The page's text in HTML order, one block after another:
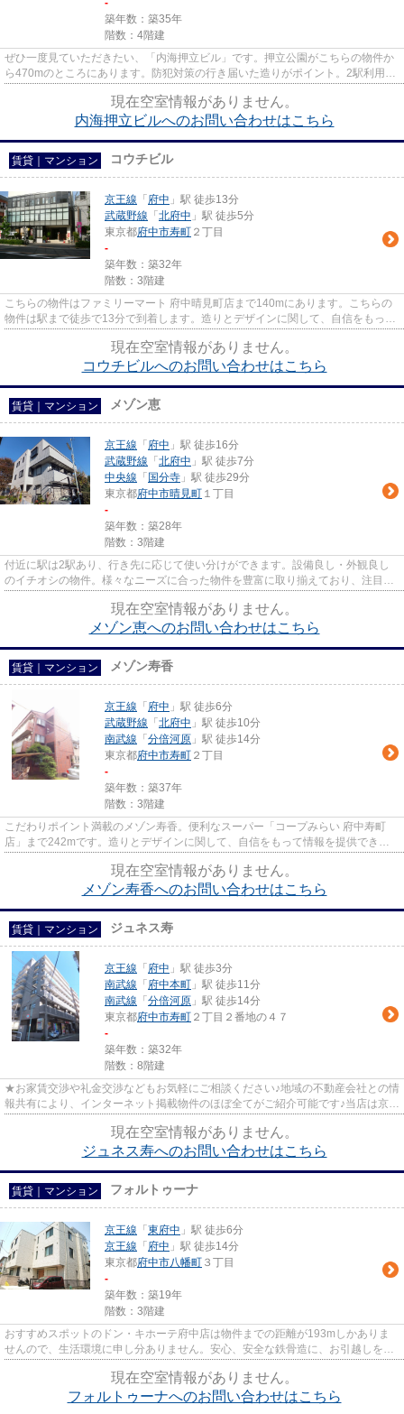
-
築年数：築35年
階数：4階建
ぜひ一度見ていただきたい、「内海押立ビル」です。押立公園がこちらの物件か
ら470mのところにあります。防犯対策の行き届いた造りがポイント。2駅利用で
現在空室情報がありません。
内海押立ビルへのお問い合わせはこちら
賃貸｜マンション コウチビル
京王線 「 府中 」駅 徒歩13分
武蔵野線 「 北府中 」駅 徒歩5分
東京都府中市寿町 ２丁目
-
築年数：築32年
階数：3階建
こちらの物件はファミリーマート 府中晴見町店まで140mにあります。こちらの
物件は駅まで徒歩で13分で到着します。造りとデザインに関して、自信をもって
現在空室情報がありません。
コウチビルへのお問い合わせはこちら
賃貸｜マンション メゾン恵
京王線 「 府中 」駅 徒歩16分
武蔵野線 「 北府中 」駅 徒歩7分
中央線 「 国分寺 」駅 徒歩29分
東京都府中市晴見町 １丁目
-
築年数：築28年
階数：3階建
付近に駅は2駅あり、行き先に応じて使い分けができます。設備良し・外観良し
のイチオシの物件。様々なニーズに合った物件を豊富に取り揃えており、注目の
現在空室情報がありません。
メゾン恵へのお問い合わせはこちら
賃貸｜マンション メゾン寿香
京王線 「 府中 」駅 徒歩6分
武蔵野線 「 北府中 」駅 徒歩10分
南武線 「 分倍河原 」駅 徒歩14分
東京都府中市寿町 ２丁目
-
築年数：築37年
階数：3階建
こだわりポイント満載のメゾン寿香。便利なスーパー「コープみらい 府中寿町
店」まで242mです。造りとデザインに関して、自信をもって情報を提供できる
現在空室情報がありません。
メゾン寿香へのお問い合わせはこちら
賃貸｜マンション ジュネス寿
京王線 「 府中 」駅 徒歩3分
南武線 「 府中本町 」駅 徒歩11分
南武線 「 分倍河原 」駅 徒歩14分
東京都府中市寿町 ２丁目２番地の４７
-
築年数：築32年
階数：8階建
★お家賃交渉や礼金交渉などもお気軽にご相談ください♪地域の不動産会社との情
報共有により、インターネット掲載物件のほぼ全てがご紹介可能です♪当店は京王
現在空室情報がありません。
ジュネス寿へのお問い合わせはこちら
賃貸｜マンション フォルトゥーナ
京王線 「 東府中 」駅 徒歩6分
京王線 「 府中 」駅 徒歩14分
東京都府中市八幡町 ３丁目
-
築年数：築19年
階数：3階建
おすすめスポットのドン・キホーテ府中店は物件までの距離が193mしかありま
せんので、生活環境に申し分ありません。安心、安全な鉄骨造に、お引越しをご
現在空室情報がありません。
フォルトゥーナへのお問い合わせはこちら